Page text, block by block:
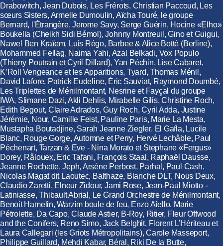
Drabowitch, Jean Dubois, Les Frérots, Christian Paccoud, Les
sœurs Sisters, Armelle Dumoulin, Aïcha Touré, le groupe
Bernard, l'Étrangère, Jerome Savy, Serge Guérin, Hocine «Elho»
Boukella (Cheikh Sidi Bémol), Johnny Montreuil, Gino et Guigui,
Nawel Ben Kraïem, Luis Régo, Barbee & Alice Botté (Berline),
Mohammed Fellag, Naima Yahi, Azal Belkadi, Vox Populo
(Thierry Poutrain et Cyril Dillard), Yan Péchin, Lise Cabaret,
K’Roll Vengeance et les Apparitions, Tyard, Thomas Ménil,
David Lafore, Patrick Eudeline, Éric Sauviat, Raymond Doumbé,
Les Triplettes de Ménilmontant, Nesrine et Fayçal du groupe
IWA, Slimane Dazi, Akli Dehlis, Mirabelle Gilis, Christine Roch,
Edith Begout, Claire Adrados, Guy Roch, Cyril Adda, Justine
Jérémie, Nour, Camille Feist, Pauline Paris, Marie La Mesta,
Mustapha Boutadjine, Sarah Jeanne Ziegler, El Gafla, Lucile
Blanc, Rouge Gorge, Automne et Perry, Hervé Lechâble, Paul
Péchenart, Tarzan & Eve - Nina Morato et Stephane «Fergus»
Dorey, Râlouex, Eric Tafani, François Staal, Raphaël Dausse,
Jeanne Rochette, Jeph, Arsène Perbost, Parhal, Paul Cash,
Nicolas Magat dit Laoutec, Balthaze, Blanche DLT, Nous Deux,
Claudio Zaretti, Elnour Zidour, Jami Rose, Jean-Paul Miotto -
Latiniasse, Thibault Abrial, Le Grand Orchestre de Ménilmontant,
Benoit Hamelin, Warzim boule de feu, Enzo Aiello, Marie
Pétrolette, Da Capo, Claude Astier, B-Roy, Ritier, Fleur Offwood
and the Conifers, Reno Simo, Jack Belghit, Florent L’Hériteau et
Laura Callegari (les Griots Métropolitains), Carole Masseport,
Philippe Guillard, Mehdi Kabar, Béral, Riki De la Butte,